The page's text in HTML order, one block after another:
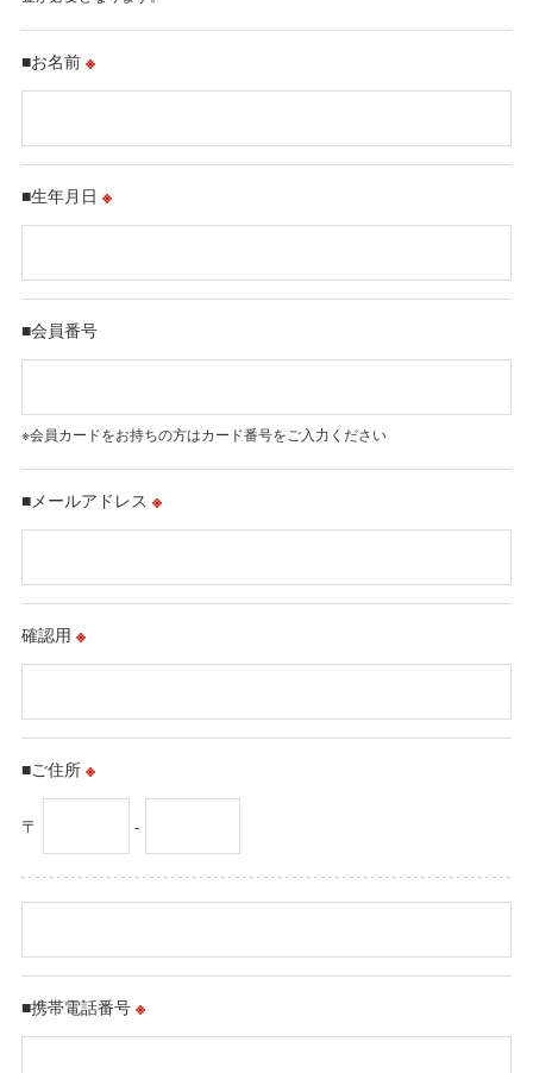
■お名前 ※
■生年月日 ※
■会員番号
※会員カードをお持ちの方はカード番号をご入力ください
■メールアドレス ※
確認用 ※
■ご住所 ※
〒 -
■携帯電話番号 ※